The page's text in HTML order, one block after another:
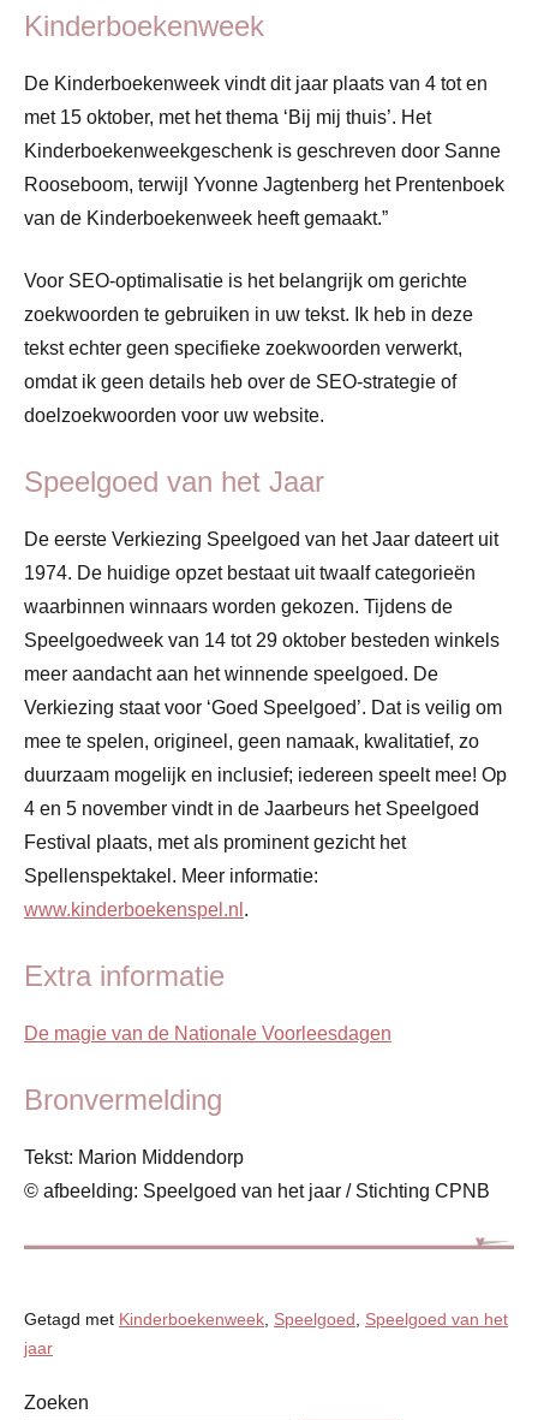
Kinderboekenweek
De Kinderboekenweek vindt dit jaar plaats van 4 tot en
met 15 oktober, met het thema ‘Bij mij thuis’. Het
Kinderboekenweekgeschenk is geschreven door Sanne
Rooseboom, terwijl Yvonne Jagtenberg het Prentenboek
van de Kinderboekenweek heeft gemaakt.”
Voor SEO-optimalisatie is het belangrijk om gerichte
zoekwoorden te gebruiken in uw tekst. Ik heb in deze
tekst echter geen specifieke zoekwoorden verwerkt,
omdat ik geen details heb over de SEO-strategie of
doelzoekwoorden voor uw website.
Speelgoed van het Jaar
De eerste Verkiezing Speelgoed van het Jaar dateert uit
1974. De huidige opzet bestaat uit twaalf categorieën
waarbinnen winnaars worden gekozen. Tijdens de
Speelgoedweek van 14 tot 29 oktober besteden winkels
meer aandacht aan het winnende speelgoed. De
Verkiezing staat voor ‘Goed Speelgoed’. Dat is veilig om
mee te spelen, origineel, geen namaak, kwalitatief, zo
duurzaam mogelijk en inclusief; iedereen speelt mee! Op
4 en 5 november vindt in de Jaarbeurs het Speelgoed
Festival plaats, met als prominent gezicht het
Spellenspektakel. Meer informatie:
www.kinderboekenspel.nl .
Extra informatie
De magie van de Nationale Voorleesdagen
Bronvermelding
Tekst: Marion Middendorp
© afbeelding: Speelgoed van het jaar / Stichting CPNB
Getagd met Kinderboekenweek Speelgoed
Speelgoed van het
jaar
Blog
Zoeken